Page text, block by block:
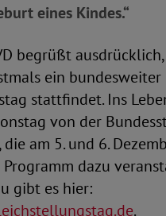
eines Kindes.“
begrüßt
ein bundesweiter
stattfindet. Ins
von der
am 5. und 6.
dazu
gibt es hier:
.